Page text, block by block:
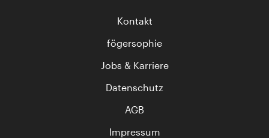
Kontakt
fögersophie
Jobs & Karriere
Datenschutz
AGB
Impressum